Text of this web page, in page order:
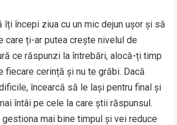
îți începi ziua cu un mic dejun ușor și să
care ți-ar putea crește nivelul de
ce răspunzi la întrebări, alocă-ți timp
fiecare cerință și nu te grăbi. Dacă
încearcă să le lași pentru final și
întâi pe cele la care știi răspunsul.
mai bine timpul și vei reduce